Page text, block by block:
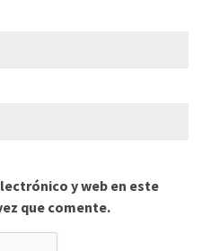
y web en este
que comente.